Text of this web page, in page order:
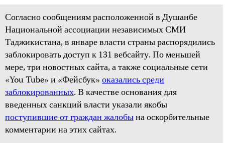
Согласно сообщениям расположенной в Душанбе
Национальной ассоциации независимых СМИ
Таджикистана, в январе власти страны распорядились
заблокировать доступ к 131 вебсайту. По меньшей
мере, три новостных сайта, а также социальные сети
«You Tube» и «Фейсбук»оказались среди
заблокированных. В качестве основания для
введенных санкций власти указали якобы
поступившие от граждан жалобына оскорбительные
комментарии на этих сайтах.